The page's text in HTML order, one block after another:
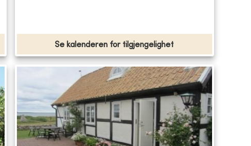
Se kalenderen for tilgjengelighet